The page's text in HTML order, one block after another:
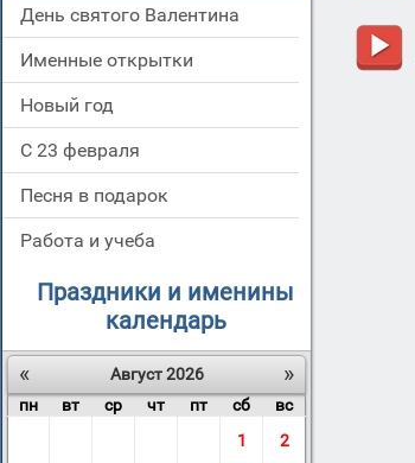
День святого Валентина
Именные открытки
Новый год
С 23 февраля
Песня в подарок
Работа и учеба
Праздники и именины
календарь
«
»
Август 2026
пн
вт ср чт пт сб
вс
1
2